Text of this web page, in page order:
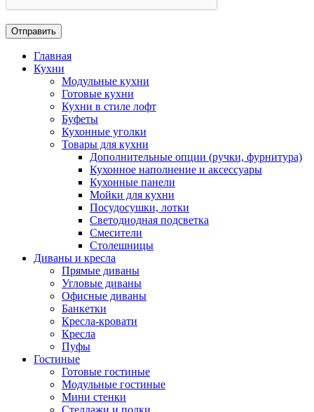
Главная
Кухни
Модульные кухни
Готовые кухни
Кухни в стиле лофт
Буфеты
Кухонные уголки
Товары для кухни
Дополнительные опции (ручки, фурнитура)
Кухонное наполнение и аксессуары
Кухонные панели
Мойки для кухни
Посудосушки, лотки
Светодиодная подсветка
Смесители
Столешницы
Диваны и кресла
Прямые диваны
Угловые диваны
Офисные диваны
Банкетки
Кресла-кровати
Кресла
Пуфы
Гостиные
Готовые гостиные
Модульные гостиные
Мини стенки
Стеллажи и полки